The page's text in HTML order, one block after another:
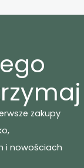
zakupy
i nowościach